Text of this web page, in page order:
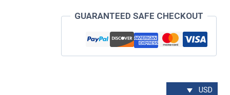
GUARANTEED SAFE CHECKOUT
USD